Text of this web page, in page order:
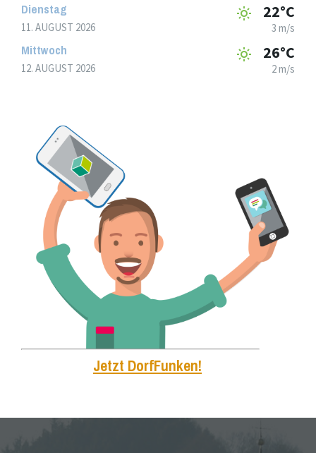
Dienstag
11. AUGUST 2026
22°C
3 m/s
Mittwoch
12. AUGUST 2026
26°C
2 m/s
Jetzt DorfFunken!